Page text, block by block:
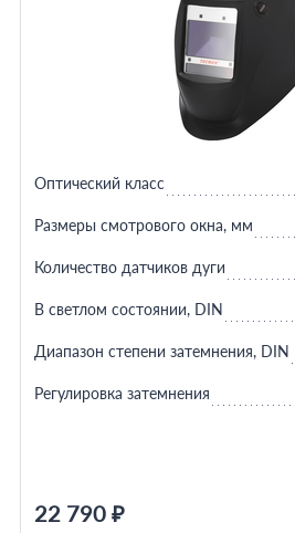
22 790 ₽
Оптический класс
Размеры смотрового окна, мм
Количество датчиков дуги
В светлом состоянии, DIN
Диапазон степени затемнения, DIN
Регулировка затемнения